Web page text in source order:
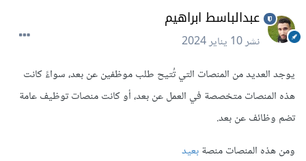
عبدالباسط ابراهيم
نشر10 يناير 2024
يوجد العديد من المنصات التي تُتيح طلب موظفين عن بعد، سواءً كانت
هذه المنصات متخصصة في العمل عن بعد، أو كانت منصات توظيف عامة
تضم وظائف عن بعد.
ومن هذه المنصات منصةبعيد